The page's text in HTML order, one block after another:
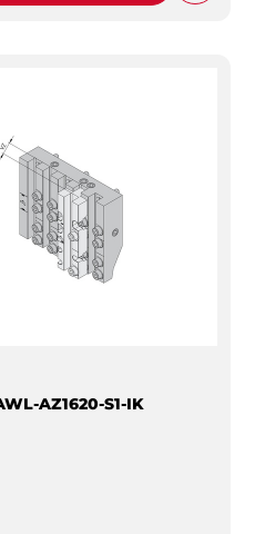
AZ1620-S1-IK